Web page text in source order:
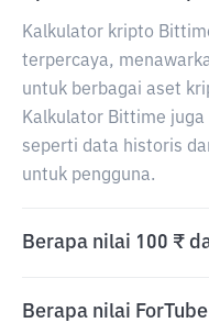
Kalkulator kripto
terpercaya,
untuk berbagai aset
Kalkulator Bittime
seperti data historis
untuk pengguna.
Berapa nilai 100 ₹
Berapa nilai